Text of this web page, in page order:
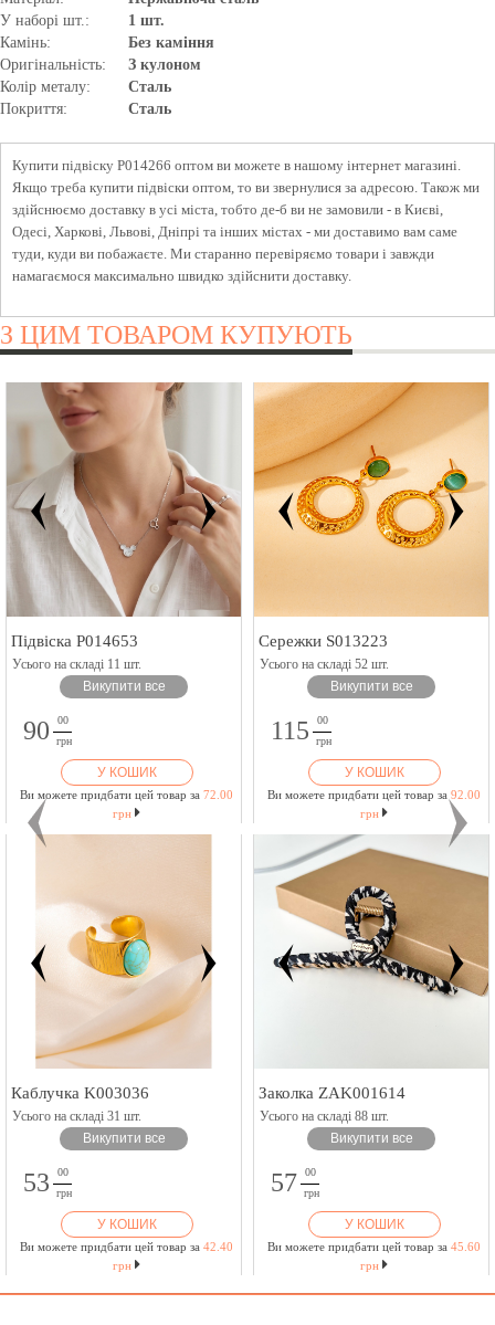
У наборі шт.:
1 шт.
Камінь:
Без каміння
Оригінальність:
З кулоном
Колір металу:
Сталь
Покриття:
Сталь
Купити підвіску P014266 оптом ви можете в нашому інтернет магазині.
Якщо треба купити підвіски оптом, то ви звернулися за адресою. Також ми
здійснюємо доставку в усі міста, тобто де-б ви не замовили - в Києві,
Одесі, Харкові, Львові, Дніпрі та інших містах - ми доставимо вам саме
туди, куди ви побажаєте. Ми старанно перевіряємо товари і завжди
намагаємося максимально швидко здійснити доставку.
З ЦИМ ТОВАРОМ КУПУЮТЬ
Підвіска P014653
Усього на складі 11 шт.
Викупити все
90
00
грн
У КОШИК
Ви можете придбати цей товар за 72.00
грн
Сережки S013223
Усього на складі 52 шт.
Викупити все
115
00
грн
У КОШИК
Ви можете придбати цей товар за 92.00
грн
Каблучка K003036
Усього на складі 31 шт.
Викупити все
53
00
грн
У КОШИК
Ви можете придбати цей товар за 42.40
грн
Заколка ZAK001614
Усього на складі 88 шт.
Викупити все
57
00
грн
У КОШИК
Ви можете придбати цей товар за 45.60
грн